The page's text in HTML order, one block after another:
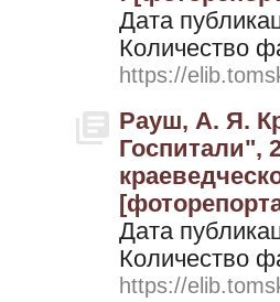
Дата
Количество
https://
Рауш, А. Я.
Госпитали",
Дата
Количество
https://